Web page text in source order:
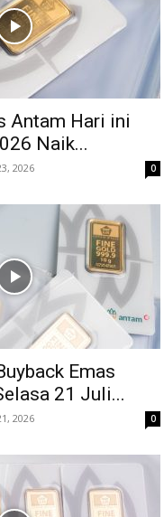
Antam Hari ini
Naik...
2026 0
Emas
21 Juli...
2026 0